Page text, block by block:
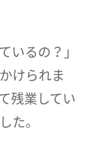
いるの？」
けられま
残業してい
た。